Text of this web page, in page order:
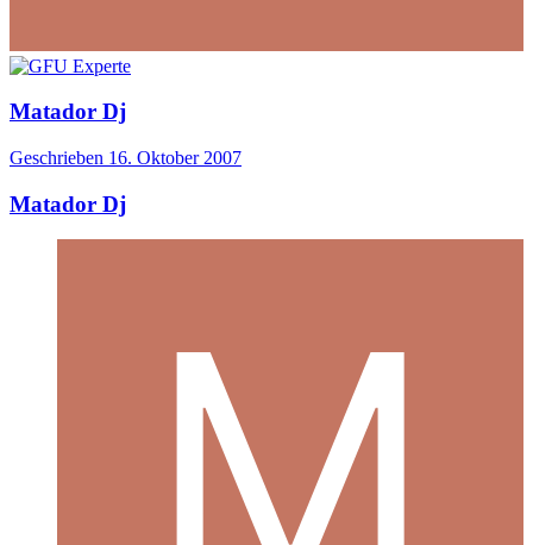
Matador Dj
Geschrieben 16. Oktober 2007
Matador Dj